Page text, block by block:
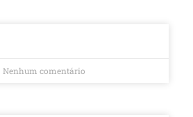
Nenhum comentário